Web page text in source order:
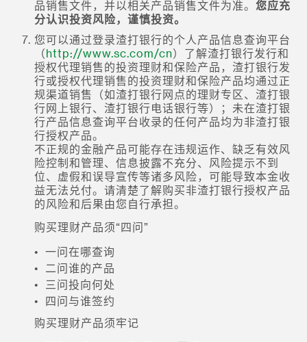
品销售文件，并以相关产品销售文件为准。 您应充
分认识投资风险，谨慎投资。
您可以通过登录渣打银行的个人产品信息查询平台
（ http://www.sc.com/cn）了解渣打银行发行和
授权代理销售的投资理财和保险产品，渣打银行发
行或授权代理销售的投资理财和保险产品均通过正
规渠道销售（如渣打银行网点的理财专区、渣打银
行网上银行、渣打银行电话银行等）；未在渣打银
行产品信息查询平台收录的任何产品均为非渣打银
行授权产品。
不正规的金融产品可能存在违规运作、缺乏有效风
险控制和管理、信息披露不充分、风险提示不到
位、虚假和误导宣传等诸多风险，可能导致本金收
益无法兑付。请清楚了解购买非渣打银行授权产品
的风险和后果由您自行承担。
购买理财产品须“四问”
• 一问在哪查询
• 二问谁的产品
• 三问投向何处
• 四问与谁签约
购买理财产品须牢记